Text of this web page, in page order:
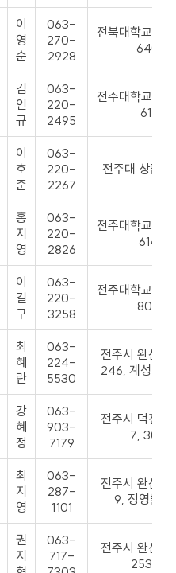
이
영
순
063-
270-
2928
전북대학교 인
640호
김
인
규
063-
220-
2495
전주대학교 교
611호
이
호
준
063-
220-
2267
전주대 상담심
홍
지
영
063-
220-
2826
전주대학교 교
614호
이
길
구
063-
220-
3258
전주대학교 교
803호
최
혜
란
063-
224-
5530
전주시 완산구
246, 계성빌딩
강
혜
정
063-
903-
7179
전주시 덕진구
7, 303호
최
지
영
063-
287-
1101
전주시 완산구
9, 정영빌딩
권
지
063-
717-
전주시 완산구
253, 3층